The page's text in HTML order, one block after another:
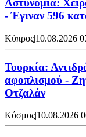
Αστυνομία:
- Έγιναν 596
Κύπρος|10.08.2026
Τουρκία:
αφοπλισμού -
Οτζαλάν
Κόσμος|10.08.2026